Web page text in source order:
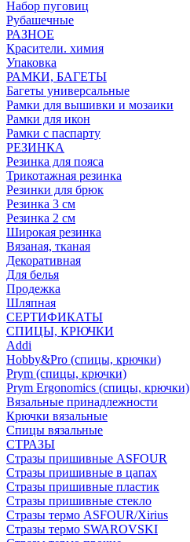
Набор пуговиц
Рубашечные
РАЗНОЕ
Красители. химия
Упаковка
РАМКИ, БАГЕТЫ
Багеты универсальные
Рамки для вышивки и мозаики
Рамки для икон
Рамки с паспарту
РЕЗИНКА
Резинка для пояса
Трикотажная резинка
Резинки для брюк
Резинка 3 см
Резинка 2 см
Широкая резинка
Вязаная, тканая
Декоративная
Для белья
Продежка
Шляпная
СЕРТИФИКАТЫ
СПИЦЫ, КРЮЧКИ
Addi
Hobby&Pro (спицы, крючки)
Prym (спицы, крючки)
Prym Ergonomics (спицы, крючки)
Вязальные принадлежности
Крючки вязальные
Спицы вязальные
СТРАЗЫ
Стразы пришивные ASFOUR
Стразы пришивные в цапах
Стразы пришивные пластик
Стразы пришивные стекло
Стразы термо ASFOUR/Xirius
Стразы термо SWAROVSKI